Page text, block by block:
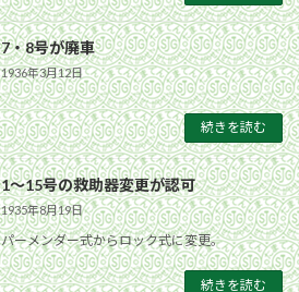
7・8号が廃車
1936年3月12日
続きを読む
1〜15号の救助器変更が認可
1935年8月19日
パーメンダー式からロック式に変更。
続きを読む